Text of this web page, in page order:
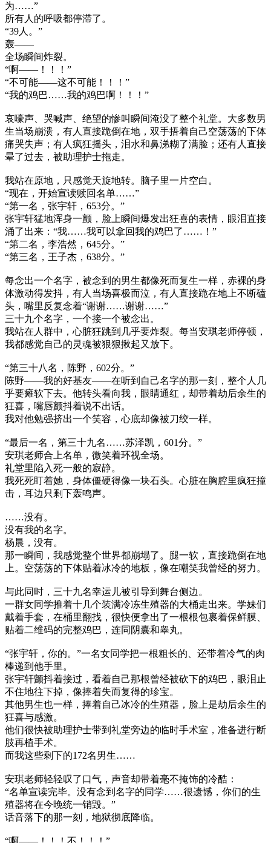
为……”
所有人的呼吸都停滞了。
“39人。”
轰——
全场瞬间炸裂。
“啊——！！！”
“不可能——这不可能！！！”
“我的鸡巴……我的鸡巴啊！！！”
哀嚎声、哭喊声、绝望的惨叫瞬间淹没了整个礼堂。大多数男
生当场崩溃，有人直接跪倒在地，双手捂着自己空荡荡的下体
痛哭失声；有人疯狂摇头，泪水和鼻涕糊了满脸；还有人直接
晕了过去，被助理护士拖走。
我站在原地，只感觉天旋地转。脑子里一片空白。
“现在，开始宣读赎回名单……”
“第一名，张宇轩，653分。”
张宇轩猛地浑身一颤，脸上瞬间爆发出狂喜的表情，眼泪直接
涌了出来：“我……我可以拿回我的鸡巴了……！”
“第二名，李浩然，645分。”
“第三名，王子杰，638分。”
每念出一个名字，被念到的男生都像死而复生一样，赤裸的身
体激动得发抖，有人当场喜极而泣，有人直接跪在地上不断磕
头，嘴里反复念着“谢谢……谢谢……”
三十九个名字，一个接一个被念出。
我站在人群中，心脏狂跳到几乎要炸裂。每当安琪老师停顿，
我都感觉自己的灵魂被狠狠揪起又放下。
“第三十八名，陈野，602分。”
陈野——我的好基友——在听到自己名字的那一刻，整个人几
乎要瘫软下去。他转头看向我，眼睛通红，却带着劫后余生的
狂喜，嘴唇颤抖着说不出话。
我对他勉强挤出一个笑容，心底却像被刀绞一样。
“最后一名，第三十九名……苏泽凯，601分。”
安琪老师合上名单，微笑着环视全场。
礼堂里陷入死一般的寂静。
我死死盯着她，身体僵硬得像一块石头。心脏在胸腔里疯狂撞
击，耳边只剩下轰鸣声。
……没有。
没有我的名字。
杨晨，没有。
那一瞬间，我感觉整个世界都崩塌了。腿一软，直接跪倒在地
上。空荡荡的下体贴着冰冷的地板，像在嘲笑我曾经的努力。
与此同时，三十九名幸运儿被引导到舞台侧边。
一群女同学推着十几个装满冷冻生殖器的大桶走出来。学妹们
戴着手套，在桶里翻找，很快便拿出了一根根包裹着保鲜膜、
贴着二维码的完整鸡巴，连同阴囊和睾丸。
“张宇轩，你的。”一名女同学把一根粗长的、还带着冷气的肉
棒递到他手里。
张宇轩颤抖着接过，看着自己那根曾经被砍下的鸡巴，眼泪止
不住地往下掉，像捧着失而复得的珍宝。
其他男生也一样，捧着自己冰冷的生殖器，脸上是劫后余生的
狂喜与感激。
他们很快被助理护士带到礼堂旁边的临时手术室，准备进行断
肢再植手术。
而我这些剩下的172名男生……
安琪老师轻轻叹了口气，声音却带着毫不掩饰的冷酷：
“名单宣读完毕。没有念到名字的同学……很遗憾，你们的生
殖器将在今晚统一销毁。”
话音落下的那一刻，地狱彻底降临。